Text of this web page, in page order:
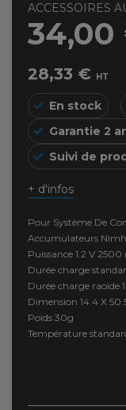
ACCESSOIRES
34,00
28,33 € HT
En stock
Garantie 2
Suivi de
+ d'infos
Pour Système De
Accumulateurs
Puissance 1.2 V
Durée charge
Durée charge raoide
Dimension 14.4 X
Poids 30g
Température